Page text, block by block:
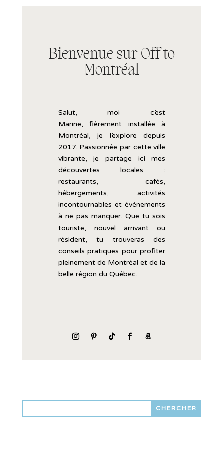
Bienvenue sur Off to
Montréal
Salut, moi c’est
Marine,
fièrement installéeà
Montréal, je l’exploredepuis
2017. Passionnéepar cetteville
vibrante,jepartage icimes
découvertes locales :
restaurants,cafés,
hébergements,activités
incontournables etévénements
à ne pasmanquer.Quetusois
touriste, nouvelarrivantou
résident,tu trouverasdes
conseilspratiques pourprofiter
pleinement de Montréaletdela
belle région du Québec.